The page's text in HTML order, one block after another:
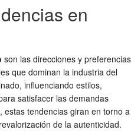
en
son las direcciones y preferencias
que dominan la industria del
influenciando estilos,
satisfacer las demandas
tendencias giran en torno a
de la autenticidad.